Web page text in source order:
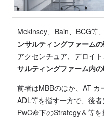
Mckinsey、Bain、BCG等
ンサルティングファーム
アクセンチュア、デロイト
サルティングファーム内
前者はMBBのほか、AT カ
ADL等を指す一方で、後
PwC傘下のStrategy＆等